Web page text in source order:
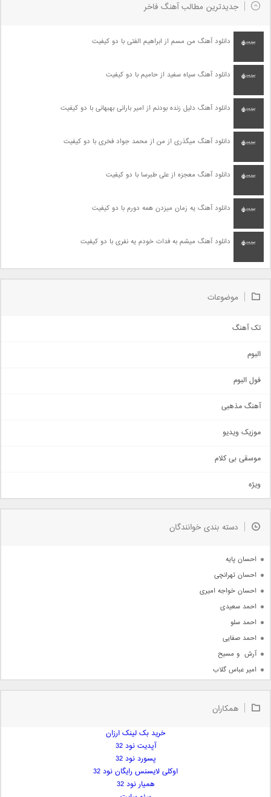
جدیدترین مطالب آهنگ فاخر
دانلود آهنگ من مسم از ابراهیم الفتی با دو کیفیت
دانلود آهنگ سیاه سفید از حامیم با دو کیفیت
دانلود آهنگ دلیل زنده بودنم از امیر بارانی بهبهانی با دو کیفیت
دانلود آهنگ میگذری از من از محمد جواد فخری با دو کیفیت
دانلود آهنگ معجزه از علی طبرسا با دو کیفیت
دانلود آهنگ یه زمان میزدن همه دورم با دو کیفیت
دانلود آهنگ میشم به فدات خودم یه نفری با دو کیفیت
موضوعات
تک آهنگ
اجتماعی
حماسی
سنتی
اهنگ بندرعباسی
دمو
مذهبی
جدیدترین ها
البوم
فول البوم
آهنگ مذهبی
موزیک ویدیو
موسقی بی کلام
ویژه
دسته بندی خوانندگان
احسان پایه
احسان تهرانچی
احسان خواجه امیری
احمد سعیدی
احمد سلو
احمد صفایی
آرش  و مسیح
امیر عباس گلاب
امیر علی
همکاران
خرید بک لینک ارزان
آپدیت نود 32
پسورد نود 32
اوکلی لایسنس رایگان نود 32
همیار نود 32